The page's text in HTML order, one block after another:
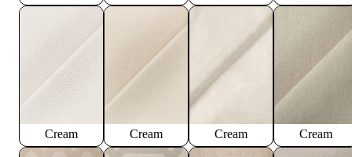
Cream Cream Cream Cream